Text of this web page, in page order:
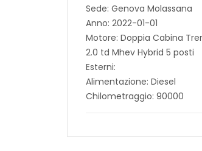
Sede: Genova Molassana
Anno: 2022-01-01
Motore: Doppia Cabina
2.0 td Mhev Hybrid 5 posti
Esterni:
Alimentazione: Diesel
Chilometraggio: 90000